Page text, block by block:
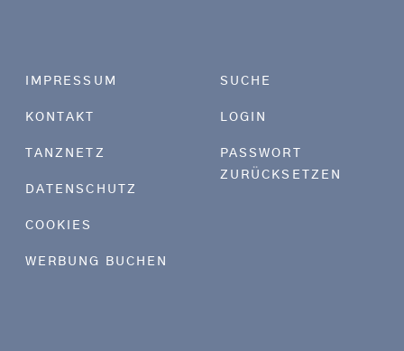
Footer menu
IMPRESSUM
KONTAKT
TANZNETZ
DATENSCHUTZ
COOKIES
WERBUNG BUCHEN
SUCHE
LOGIN
PASSWORT
ZURÜCKSETZEN